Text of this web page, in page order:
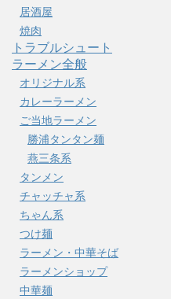
居酒屋
焼肉
トラブルシュート
ラーメン全般
オリジナル系
カレーラーメン
ご当地ラーメン
勝浦タンタン麺
燕三条系
タンメン
チャッチャ系
ちゃん系
つけ麺
ラーメン・中華そば
ラーメンショップ
中華麺